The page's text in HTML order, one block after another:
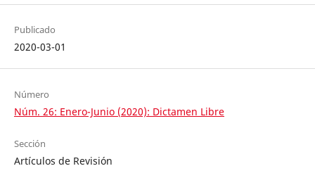
Publicado
2020-03-01
Número
Núm. 26: Enero-Junio (2020): Dictamen Libre
Sección
Artículos de Revisión